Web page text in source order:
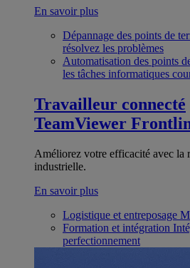
En savoir plus
Dépannage des points de
résolvez les problèmes
Automatisation des points
les tâches informatiques
Travailleur connecté
TeamViewer
Améliorez votre efficacité avec la
industrielle.
En savoir plus
Logistique et entreposage
Formation et intégration
perfectionnement